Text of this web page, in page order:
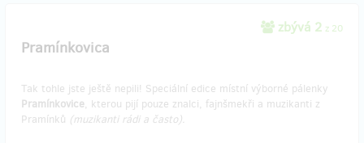
zbývá 2 z 20
Pramínkovica
Tak tohle jste ještě nepili! Speciální edice místní výborné pálenky
Pramínkovice, kterou pijí pouze znalci, fajnšmekři a muzikanti z
Pramínků (muzikanti rádi a často).